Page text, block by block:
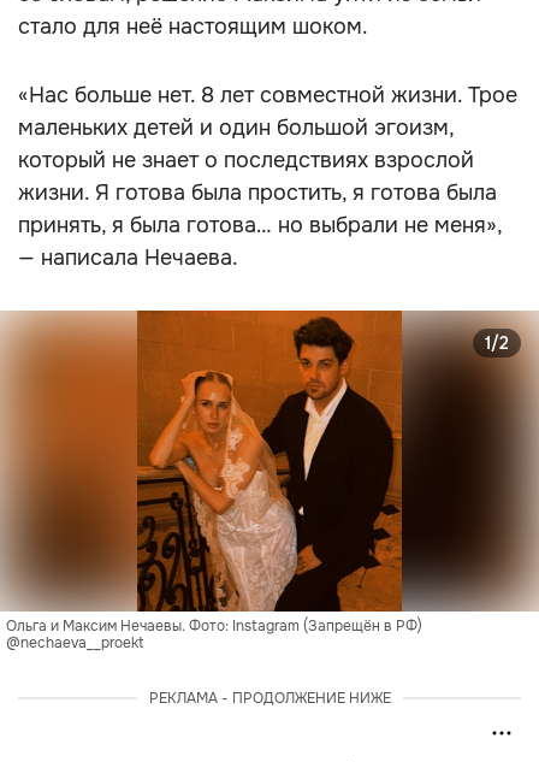
стало для неё настоящим шоком.
«Нас больше нет. 8 лет совместной жизни. Трое
маленьких детей и один большой эгоизм,
который не знает о последствиях взрослой
жизни. Я готова была простить, я готова была
принять, я была готова… но выбрали не меня»,
— написала Нечаева.
Ольга и Максим Нечаевы. Фото: Instagram (Запрещён в РФ)
@nechaeva__proekt
1/2
РЕКЛАМА - ПРОДОЛЖЕНИЕ НИЖЕ